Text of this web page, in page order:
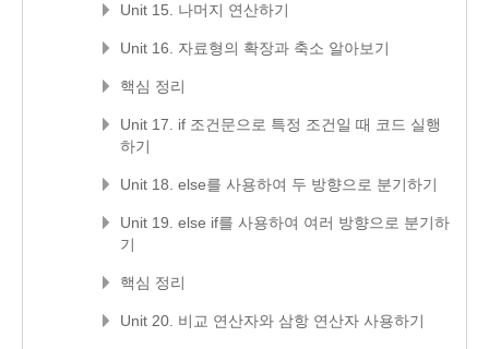
Unit 15. 나머지 연산하기
Unit 16. 자료형의 확장과 축소 알아보기
핵심 정리
Unit 17. if 조건문으로 특정 조건일 때 코드 실행
하기
Unit 18. else를 사용하여 두 방향으로 분기하기
Unit 19. else if를 사용하여 여러 방향으로 분기하
기
핵심 정리
Unit 20. 비교 연산자와 삼항 연산자 사용하기